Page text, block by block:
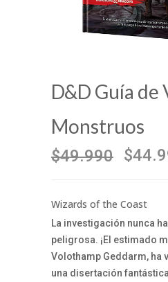
D&D Guía de
Monstruos
$49.990
Wizards of the Coast
La investigación nunca
peligrosa. ¡El estimado
Volothamp Geddarm, ha
una disertación